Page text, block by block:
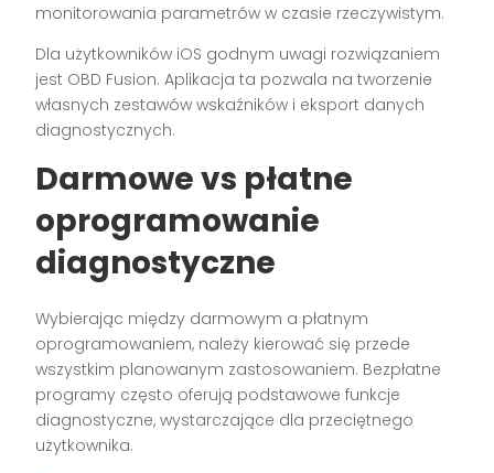
monitorowania parametrów w czasie rzeczywistym.
Dla użytkowników iOS godnym uwagi rozwiązaniem
jest OBD Fusion. Aplikacja ta pozwala na tworzenie
własnych zestawów wskaźników i eksport danych
diagnostycznych.
Darmowe vs płatne
oprogramowanie
diagnostyczne
Wybierając między darmowym a płatnym
oprogramowaniem, należy kierować się przede
wszystkim planowanym zastosowaniem. Bezpłatne
programy często oferują podstawowe funkcje
diagnostyczne, wystarczające dla przeciętnego
użytkownika.